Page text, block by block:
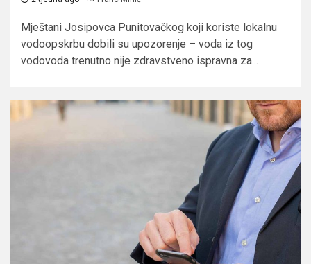
Mještani Josipovca Punitovačkog koji koriste lokalnu
vodoopskrbu dobili su upozorenje – voda iz tog
vodovoda trenutno nije zdravstveno ispravna za...